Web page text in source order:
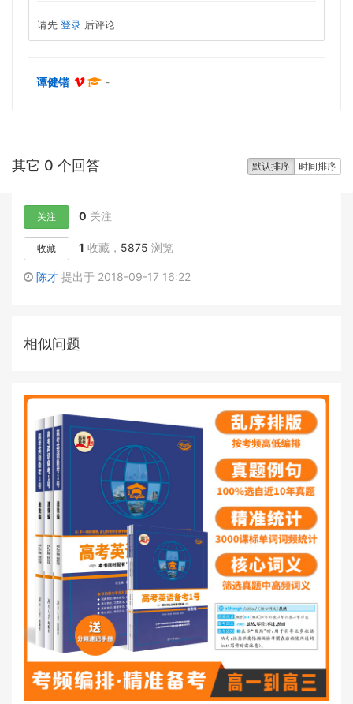
请先 登录 后评论
谭健锴 -
默认排序 时间排序
其它 0 个回答
关注 0 关注
收藏 1 收藏， 5875 浏览
陈才 提出于 2018-09-17 16:22
相似问题